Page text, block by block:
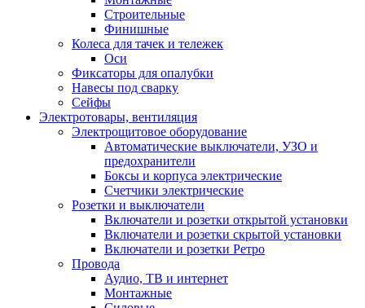
Строительные
Финишные
Колеса для тачек и тележек
Оси
Фиксаторы для опалубки
Навесы под сварку
Сейфы
Электротовары, вентиляция
Электрощитовое оборудование
Автоматические выключатели, УЗО и
предохранители
Боксы и корпуса электрические
Счетчики электрические
Розетки и выключатели
Включатели и розетки открытой установки
Включатели и розетки скрытой установки
Включатели и розетки Ретро
Провода
Аудио, ТВ и интернет
Монтажные